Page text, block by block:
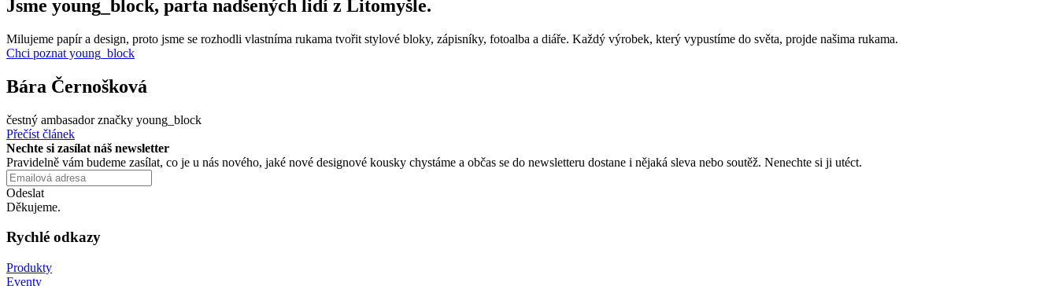
Jsme young_block, parta nadšených lidí z Litomyšle.
Milujeme papír a design, proto jsme se rozhodli vlastníma rukama tvořit stylové bloky, zápisníky, fotoalba a diáře. Každý výrobek, který vypustíme do světa, projde našima rukama.
Chci poznat young_block
Bára Černošková
čestný ambasador značky young_block
Přečíst článek
Nechte si zasílat náš newsletter
Pravidelně vám budeme zasílat, co je u nás nového, jaké nové designové kousky chystáme a občas se do newsletteru dostane i nějaká sleva nebo soutěž. Nenechte si ji utéct.
Odeslat
Děkujeme.
Rychlé odkazy
Produkty
Eventy